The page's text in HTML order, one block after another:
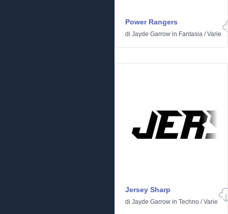
Power Rangers
di Jayde Garrow in Fantasia /Varie
Jersey Sharp
di Jayde Garrow in Techno /Varie